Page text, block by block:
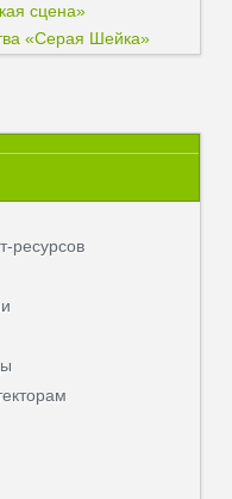
сцена»
«Серая Шейка»
ресурсов